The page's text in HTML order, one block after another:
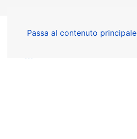
Passa al contenuto principale